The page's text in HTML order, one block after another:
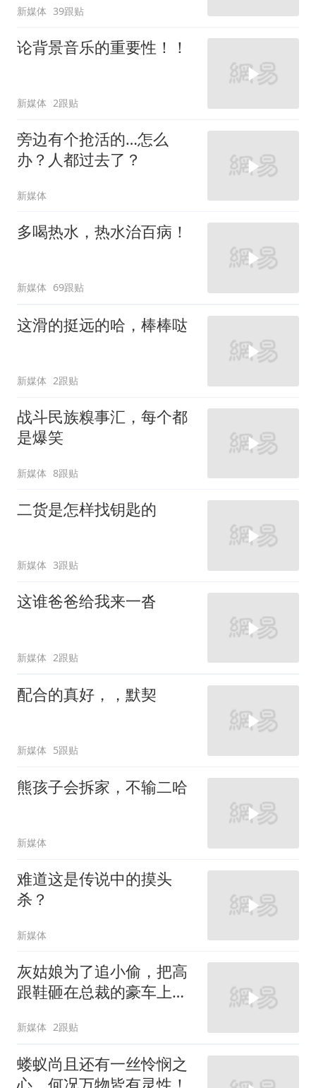
新媒体 39跟贴
论背景音乐的重要性！！
新媒体 2跟贴
旁边有个抢活的…怎么
办？人都过去了？
新媒体
多喝热水，热水治百病！
新媒体 69跟贴
这滑的挺远的哈，棒棒哒
新媒体 2跟贴
战斗民族糗事汇，每个都
是爆笑
新媒体 8跟贴
二货是怎样找钥匙的
新媒体 3跟贴
这谁爸爸给我来一沓
新媒体 2跟贴
配合的真好，，默契
新媒体 5跟贴
熊孩子会拆家，不输二哈
新媒体
难道这是传说中的摸头
杀？
新媒体
灰姑娘为了追小偷，把高
跟鞋砸在总裁的豪车上，
新媒体 2跟贴
蝼蚁尚且还有一丝怜悯之